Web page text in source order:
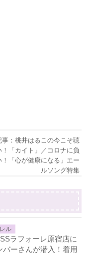
事：桃井はるこの今こそ聴
！「カイト」／コロナに負
！「心が健康になる」エー
ルソング特集
ル
ラフォーレ原宿店に
ーさんが潜入！着用